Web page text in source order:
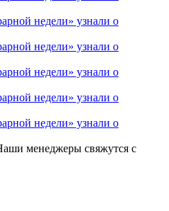
менеджеры свяжутся с